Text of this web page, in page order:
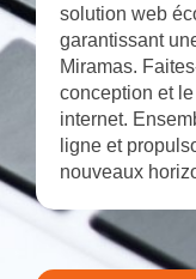
solution web
garantissant
Miramas.
conception et
internet.
ligne et
nouveaux